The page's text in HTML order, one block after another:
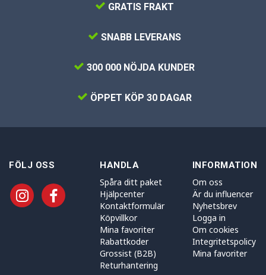
GRATIS FRAKT
SNABB LEVERANS
300 000 NÖJDA KUNDER
ÖPPET KÖP 30 DAGAR
FÖLJ OSS HANDLA
Spåra ditt paket
Hjälpcenter
Kontaktformulär
Köpvillkor
Mina favoriter
Rabattkoder
Grossist (B2B)
Returhantering
INFORMATION
Om oss
Är du influencer
Nyhetsbrev
Logga in
Om cookies
Integritetspolicy
Mina favoriter